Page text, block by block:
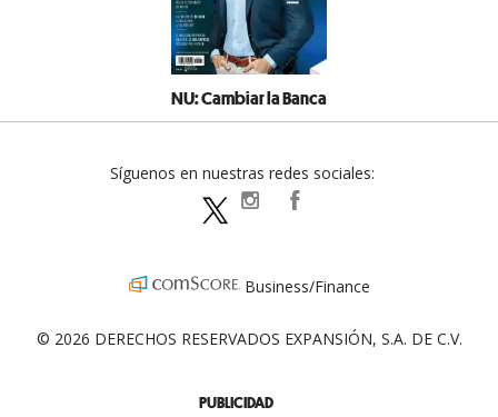
NU: Cambiar la Banca
PUBLICIDAD
Síguenos en nuestras redes sociales:
expansionpolitica
Business/Finance
© 2026 DERECHOS RESERVADOS EXPANSIÓN, S.A. DE C.V.